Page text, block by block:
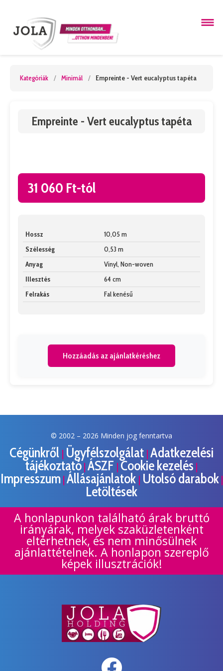
Kategóriák / Minimál / Empreinte - Vert eucalyptus tapéta
Empreinte - Vert eucalyptus tapéta
31 060 Ft-tól
Hossz
10,05 m
Szélesség
0,53 m
Anyag
Vinyl, Non-woven
Illesztés
64 cm
Felrakás
Fal kenésű
Hozzáadás az ajánlatkéréshez
© 2002 – 2026 Minden jog fenntartva
Cégünkről | Ügyfélszolgálat | Adatkezelési
tájékoztató | ÁSZF | Cookie kezelés |
Impresszum| Állásajánlatok | Utolsó darabok|
Letöltések
A honlapunkon található árak bruttó
irányárak, melyek szaküzletenként
eltérhetnek, és nem minősülnek
ajánlattételnek. A honlapon szereplő
képek illusztrációk!